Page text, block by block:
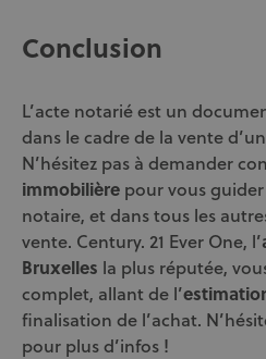
Conclusion
L’acte notarié est un
dans le cadre de la vente
N’hésitez pas à demander
immobilière pour vous
notaire, et dans tous les
vente. Century. 21 Ever One, l’
Bruxelles la plus réputée,
complet, allant de l’
finalisation de l’achat.
pour plus d’infos !